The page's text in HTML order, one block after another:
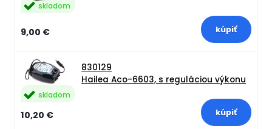
skladom
9,00 €
830129
Hailea Aco-6603, s reguláciou výkonu
skladom
10,20 €